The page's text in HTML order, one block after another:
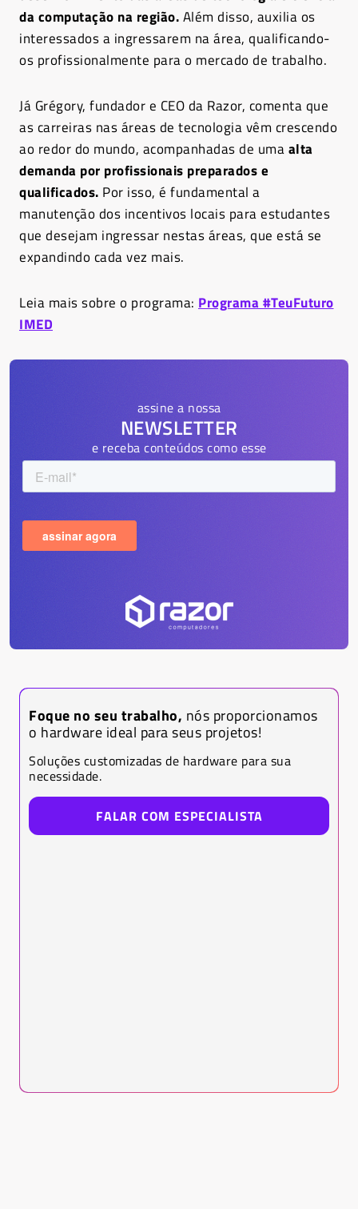
da computação na região.Além disso, auxilia os
interessados a ingressarem na área, qualificando-
os profissionalmente para o mercado de trabalho.
Já Grégory, fundador e CEO da Razor, comenta que
as carreiras nas áreas de tecnologia vêm crescendo
ao redor do mundo, acompanhadas de umaalta
demanda por profissionais preparados e
qualificados. Por isso, é fundamental a
manutenção dos incentivos locais para estudantes
que desejam ingressar nestas áreas, que está se
expandindo cada vez mais.
Leia mais sobre o programa: Programa #TeuFuturo
IMED
assine a nossa
NEWSLETTER
e receba conteúdos como esse
Foque no seu trabalho, nós proporcionamos
o hardware ideal para seus projetos!
Soluções customizadas de hardware para sua
necessidade.
FALAR COM ESPECIALISTA